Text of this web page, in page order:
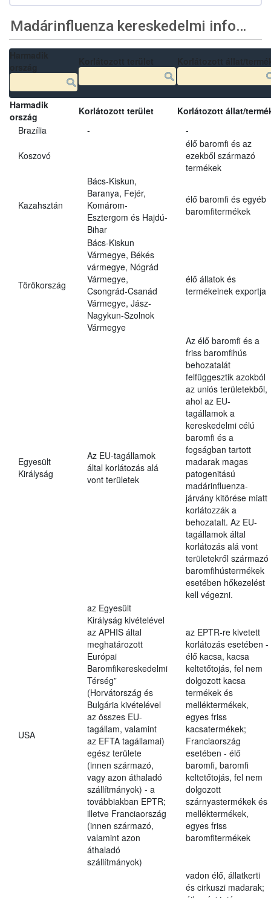
Madárinfluenza kereskedelmi információk
Harmadik
ország
Korlátozott terület
Korlátozott állat/
Brazília
- -
Koszovó
élő baromfi és az
ezekből származó
termékek
Kazahsztán
Bács-Kiskun,
Baranya, Fejér,
Komárom-
Esztergom és Hajdú-
Bihar
élő baromfi és egyéb
baromfitermékek
Törökország
Bács-Kiskun
Vármegye, Békés
vármegye, Nógrád
Vármegye,
Csongrád-Csanád
Vármegye, Jász-
Nagykun-Szolnok
Vármegye
élő állatok és
termékeinek exportja
Egyesült
Királyság
Az EU-tagállamok
által korlátozás alá
vont területek
Az élő baromfi és a
friss baromfihús
behozatalát
felfüggesztik azokból
az uniós területekből,
ahol az EU-
tagállamok a
kereskedelmi célú
baromfi és a
fogságban tartott
madarak magas
patogenitású
madárinfluenza-
járvány kitörése miatt
korlátozzák a
behozatalt. Az EU-
tagállamok által
korlátozás alá vont
területekről származó
baromfihústermékek
esetében hőkezelést
kell végezni.
USA
az Egyesült
Királyság kivételével
az APHIS által
meghatározott
Európai
Baromfikereskedelmi
Térség”
(Horvátország és
Bulgária kivételével
az összes EU-
tagállam, valamint
az EFTA tagállamai)
egész területe
(innen származó,
vagy azon áthaladó
szállítmányok) - a
továbbiakban EPTR;
illetve Franciaország
(innen származó,
valamint azon
áthaladó
szállítmányok)
az EPTR-re kivetett
korlátozás esetében -
élő kacsa, kacsa
keltetőtojás, fel nem
dolgozott kacsa
termékek és
melléktermékek,
egyes friss
kacsatermékek;
Franciaország
esetében - élő
baromfi, baromfi
keltetőtojás, fel nem
dolgozott
szárnyastermékek és
melléktermékek,
egyes friss
baromfitermékek
vadon élő, állatkerti
és cirkuszi madarak;